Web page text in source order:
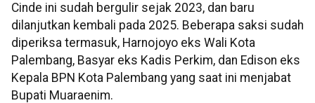
Cinde ini sudah bergulir sejak 2023, dan baru
dilanjutkan kembali pada 2025. Beberapa saksi sudah
diperiksa termasuk, Harnojoyo eks Wali Kota
Palembang, Basyar eks Kadis Perkim, dan Edison eks
Kepala BPN Kota Palembang yang saat ini menjabat
Bupati Muaraenim.